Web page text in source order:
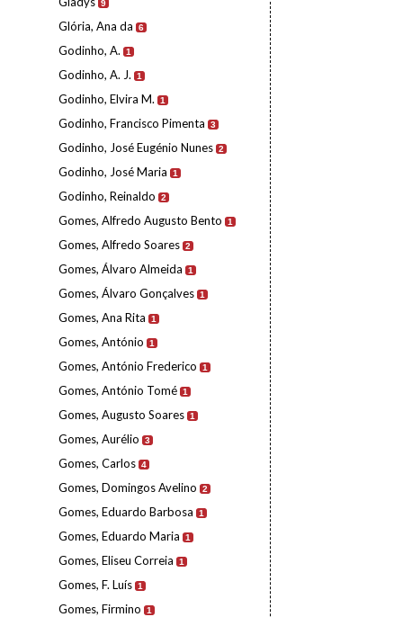
9
Glória, Ana da 6
Godinho, A. 1
Godinho, A. J. 1
Godinho, Elvira M. 1
Godinho, Francisco Pimenta 3
Godinho, José Eugénio Nunes 2
Godinho, José Maria 1
Godinho, Reinaldo 2
Gomes, Alfredo Augusto Bento 1
Gomes, Alfredo Soares 2
Gomes, Álvaro Almeida 1
Gomes, Álvaro Gonçalves 1
Gomes, Ana Rita 1
Gomes, António 1
Gomes, António Frederico 1
Gomes, António Tomé 1
Gomes, Augusto Soares 1
Gomes, Aurélio 3
Gomes, Carlos 4
Gomes, Domingos Avelino 2
Gomes, Eduardo Barbosa 1
Gomes, Eduardo Maria 1
Gomes, Eliseu Correia 1
Gomes, F. Luís 1
Gomes, Firmino 1